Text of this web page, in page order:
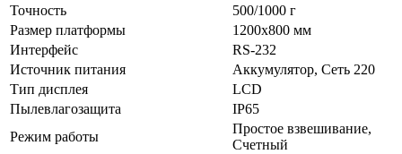
Точность
500/1000 г
Размер платформы
1200x800 мм
Интерфейс
RS-232
Источник питания
Аккумулятор, Сеть 220
Тип дисплея
LCD
Пылевлагозащита
IP65
Режим работы
Простое взвешивание,
Счетный